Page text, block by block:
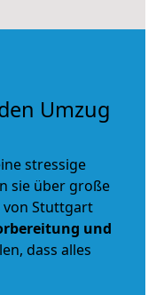
Umzug
stressige
sie über große
von Stuttgart
und
dass alles